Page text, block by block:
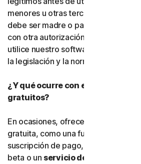
menores u otras terceras personas.
debe ser madre o padre, tutor o
con otra autorización legal. Gen
utilice nuestro software y servicios
la legislación y la normativa
¿Y qué ocurre con el software y
gratuitos?
En ocasiones, ofrecemos software y
gratuita, como una función adicional
suscripción de pago, una versión
beta o un servicio de cortesía